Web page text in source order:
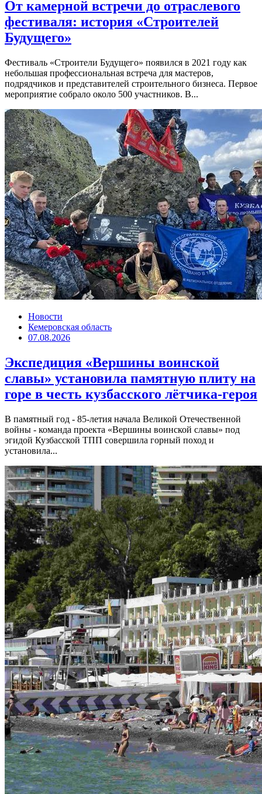
От камерной встречи до отраслевого
фестиваля: история «Строителей
Будущего»
Фестиваль «Строители Будущего» появился в 2021 году как
небольшая профессиональная встреча для мастеров,
подрядчиков и представителей строительного бизнеса. Первое
мероприятие собрало около 500 участников. В...
Новости
Кемеровская область
07.08.2026
Экспедиция «Вершины воинской
славы» установила памятную плиту на
горе в честь кузбасского лётчика-героя
В памятный год - 85-летия начала Великой Отечественной
войны - команда проекта «Вершины воинской славы» под
эгидой Кузбасской ТПП совершила горный поход и
установила...